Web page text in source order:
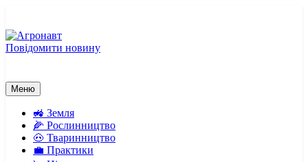
вмісту
Повідомити новину
Меню
🚜 Земля
🌽 Рослинництво
🐽 Тваринництво
💼 Практики